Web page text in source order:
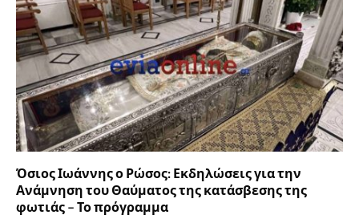
Όσιος Ιωάννης ο Ρώσος: Εκδηλώσεις για την
Ανάμνηση του Θαύματος της κατάσβεσης της
φωτιάς – Το πρόγραμμα